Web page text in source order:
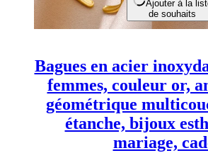
peuvent
choisies
page
produit
Ajouter à la
de souhaits
Bagues en acier
femmes, couleur or,
géométrique
étanche, bijoux
mariage,